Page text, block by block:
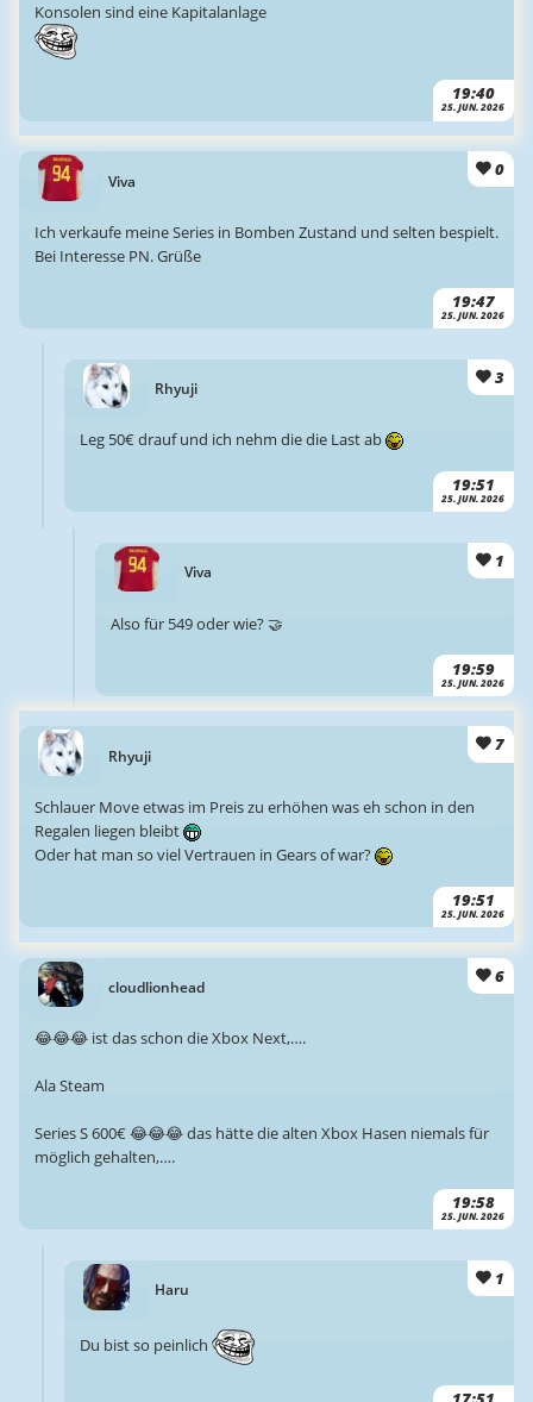
19:40
25. JUN. 2026
Konsolen sind eine Kapitalanlage
Viva
0
19:47
25. JUN. 2026
Ich verkaufe meine Series in Bomben Zustand und selten bespielt.
Bei Interesse PN. Grüße
Rhyuji
3
19:51
25. JUN. 2026
Leg 50€ drauf und ich nehm die die Last ab
Viva
1
19:59
25. JUN. 2026
Also für 549 oder wie? 🤝
Rhyuji
7
19:51
25. JUN. 2026
Schlauer Move etwas im Preis zu erhöhen was eh schon in den
Regalen liegen bleibt
Oder hat man so viel Vertrauen in Gears of war?
cloudlionhead
6
19:58
25. JUN. 2026
😂😂😂 ist das schon die Xbox Next,….
Ala Steam
Series S 600€ 😂😂😂 das hätte die alten Xbox Hasen niemals für
möglich gehalten,….
Haru
1
Du bist so peinlich